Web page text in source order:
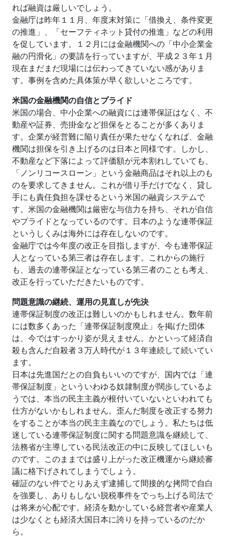
れば融資は厳しいでしょう。
金融庁は昨年１１月、年度末対策に「借換え、条件変更
の推進」、「セーフティネット貸付の推進」などの利用
を促しています。１２月には金融機関への「中小企業金
融の円滑化」の要請を行っていますが、平成２３年１月
現在まだまだ現場には伝わってきていない感がありま
す。事例を含めた具体策が早く欲しいところです。
米国の金融機関の自信とプライド
米国の場合、中小企業への融資には連帯保証はなく、不
動産や証券、売掛金など担保をとることが多くありま
す。企業が経営難に陥り責任が果たせなくなれば、金融
機関は担保を引き上げるのは日本と同様です。しかし、
不動産など下落によって評価額が元本割れしていても、
「ノンリコースローン」という金融商品はそれ以上のも
のを要求してきません。これが借り手だけでなく、貸し
手にも責任負担を課せるという米国の融資システムで
す。米国の金融機関は厳密な与信力を持ち、それが自信
やプライドとなっているのです。日本のような連帯保証
というしくみは海外には存在しないのです。
金融庁では今年度の改正を目指しますが、今も連帯保証
人となっている第三者は存在します。これからの施行
も、過去の連帯保証となっている第三者のことも考え、
改正を行っていただきたいものです。
問題意識の継続、運用の見直しが先決
連帯保証制度の改正は難しいのかもしれません。数年前
には数多くあった「連帯保証制度廃止」を掲げた団体
は、今ではすっかり姿が見えません。かといって経済自
殺も含んだ自殺者３万人時代が１３年連続して続いてい
ます。
日本は先進国だとの自負もいいのですが、国内では「連
帯保証制度」といういわゆる奴隷制度が闊歩しているよ
うでは、本当の民主主義が根付いていないといわれても
仕方がないかもしれません。歪んだ制度を改正する努力
をすることが本当の民主主義なのでしょう。私たちは低
迷している連帯保証制度に関する問題意識を継続して、
法務省が主導している民法改正の中に反映してほしいも
のです。このままでは盛り上がった改正機運から継続審
議に格下げされてしまうでしょう。
確証のない件でとりあえず逮捕して間接的な拷問で自白
を強要し、ありもしない脱税事件をでっち上げる司法で
は将来が心配です。経済を動かしている経営者や産業人
は少なくとも経済大国日本に誇りを持っているのだか
ら。